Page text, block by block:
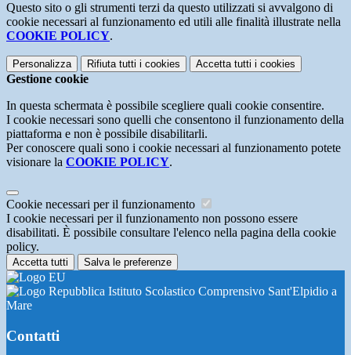
Questo sito o gli strumenti terzi da questo utilizzati si avvalgono di
cookie necessari al funzionamento ed utili alle finalità illustrate nella
COOKIE POLICY.
Personalizza Rifiuta tutti i cookies Accetta tutti i cookies
Gestione cookie
In questa schermata è possibile scegliere quali cookie consentire.
I cookie necessari sono quelli che consentono il funzionamento della
piattaforma e non è possibile disabilitarli.
Per conoscere quali sono i cookie necessari al funzionamento potete
visionare la COOKIE POLICY.
Cookie necessari per il funzionamento
I cookie necessari per il funzionamento non possono essere
disabilitati. È possibile consultare l'elenco nella pagina della cookie
policy.
Accetta tutti Salva le preferenze
Istituto Scolastico Comprensivo Sant'Elpidio a
Mare
Contatti